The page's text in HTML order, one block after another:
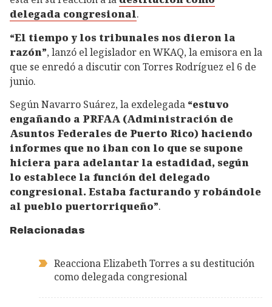
delegada congresional.
“El tiempo y los tribunales nos dieron la
razón”, lanzó el legislador en WKAQ, la emisora en la
que se enredó a discutir con Torres Rodríguez el 6 de
junio.
Según Navarro Suárez, la exdelegada “estuvo
engañando a PRFAA (Administración de
Asuntos Federales de Puerto Rico) haciendo
informes que no iban con lo que se supone
hiciera para adelantar la estadidad, según
lo establece la función del delegado
congresional. Estaba facturando y robándole
al pueblo puertorriqueño”.
Relacionadas
Reacciona Elizabeth Torres a su destitución
como delegada congresional